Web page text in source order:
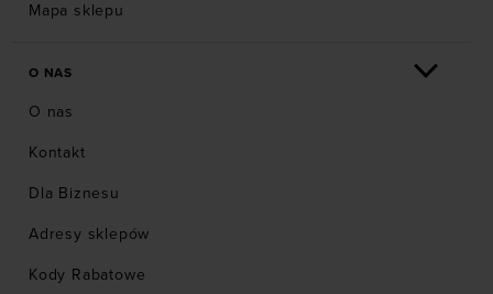
Mapa sklepu
O NAS
O nas
Kontakt
Dla Biznesu
Adresy sklepów
Kody Rabatowe